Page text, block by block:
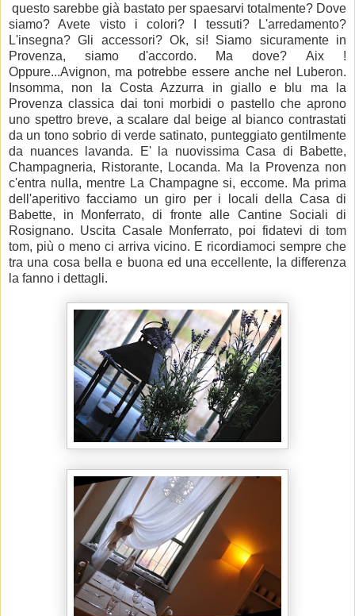
questo sarebbe già bastato per spaesarvi totalmente? Dove
siamo? Avete visto i colori? I tessuti? L'arredamento?
L'insegna? Gli accessori? Ok, si! Siamo sicuramente in
Provenza, siamo d'accordo. Ma dove? Aix !
Oppure...Avignon, ma potrebbe essere anche nel Luberon.
Insomma, non la Costa Azzurra in giallo e blu ma la
Provenza classica dai toni morbidi o pastello che aprono
uno spettro breve, a scalare dal beige al bianco contrastati
da un tono sobrio di verde satinato, punteggiato gentilmente
da nuances lavanda. E' la nuovissima Casa di Babette,
Champagneria, Ristorante, Locanda. Ma la Provenza non
c'entra nulla, mentre La Champagne si, eccome. Ma prima
dell'aperitivo facciamo un giro per i locali della Casa di
Babette, in Monferrato, di fronte alle Cantine Sociali di
Rosignano. Uscita Casale Monferrato, poi fidatevi di tom
tom, più o meno ci arriva vicino. E ricordiamoci sempre che
tra una cosa bella e buona ed una eccellente, la differenza
la fanno i dettagli.